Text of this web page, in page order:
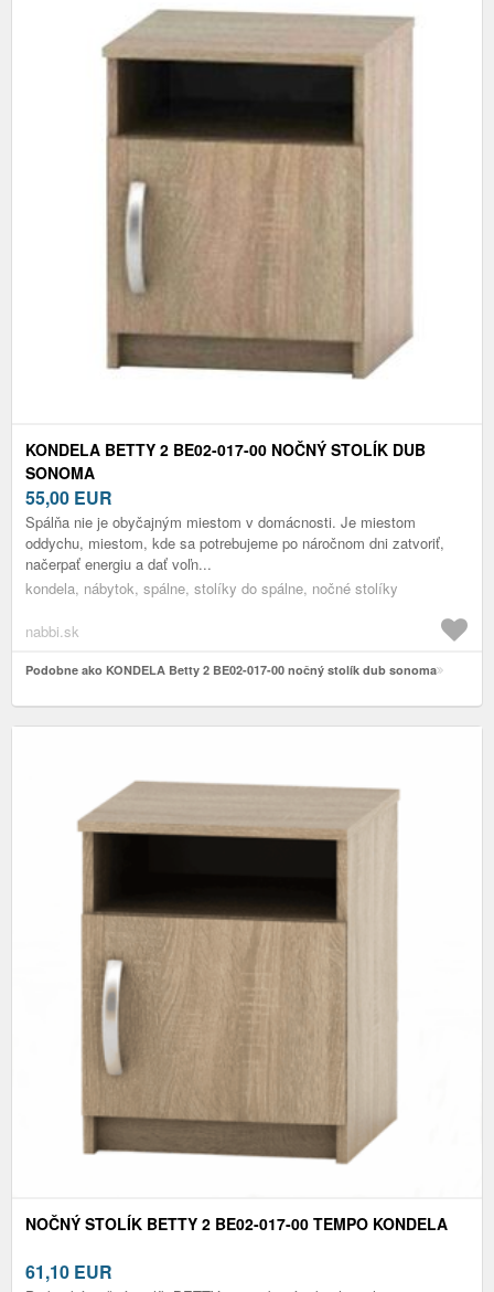
KONDELA BETTY 2 BE02-017-00 NOČNÝ STOLÍK DUB
SONOMA
55,00 EUR
Spálňa nie je obyčajným miestom v domácnosti. Je miestom
oddychu, miestom, kde sa potrebujeme po náročnom dni zatvoriť,
načerpať energiu a dať voľn...
kondela, nábytok, spálne, stolíky do spálne, nočné stolíky
nabbi.sk
Podobne ako KONDELA Betty 2 BE02-017-00 nočný stolík dub sonoma
NOČNÝ STOLÍK BETTY 2 BE02-017-00 TEMPO KONDELA
61,10 EUR